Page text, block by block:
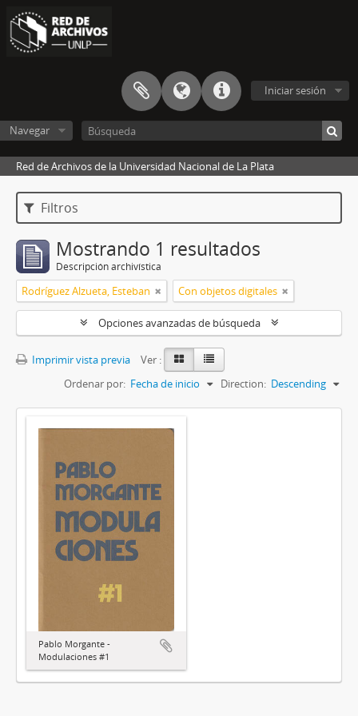
Iniciar sesión
Navegar
Red de Archivos de la Universidad Nacional de La Plata
Filtros
Mostrando 1 resultados
Descripción archivística
Rodríguez Alzueta, Esteban Con objetos digitales
Opciones avanzadas de búsqueda
Imprimir vista previa
Ver :
Ordenar por: Fecha de inicio Direction: Descending
Pablo Morgante -
Modulaciones #1